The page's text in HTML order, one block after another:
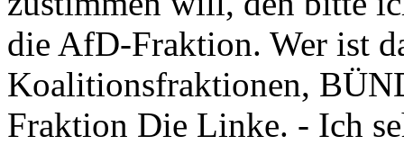
die AfD-Fraktion. Wer ist
Koalitionsfraktionen,
Fraktion Die Linke. - Ich